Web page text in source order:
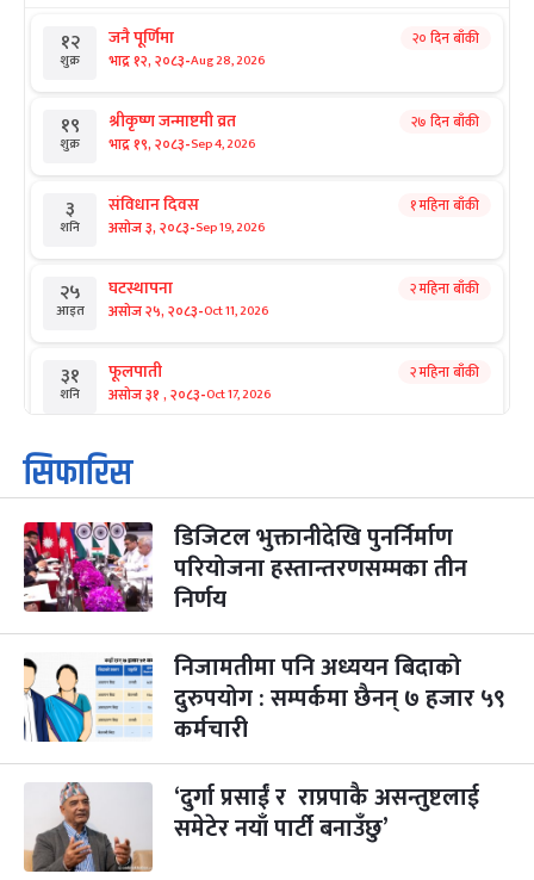
१२
शुक्र
जनै पूर्णिमा
भाद्र १२, २०८३-Aug 28, 2026
२० दिन बाँकी
१९
शुक्र
श्रीकृष्ण जन्माष्टमी व्रत
भाद्र १९, २०८३-Sep 4, 2026
२७ दिन बाँकी
३
शनि
संविधान दिवस
असोज ३, २०८३-Sep 19, 2026
१ महिना बाँकी
२५
आइत
घटस्थापना
असोज २५, २०८३-Oct 11, 2026
२ महिना बाँकी
३१
शनि
फूलपाती
असोज ३१ , २०८३-Oct 17, 2026
२ महिना बाँकी
१
आइत
कार्तिक सङ्क्रान्ति
कार्तिक १, २०८३
३
मंगल
महानवमी
कार्तिक ३, २०८३-Oct 20, 2026
२ महिना बाँकी
४
५
बिहि
पापा‌ङ्कुशा एकादशी व्रत
कार्तिक ५, २०८३-Oct 22, 2026
२ महिना बाँकी
२२
आइत
कुकुर तिहार
कार्तिक २२, २०८३-Nov 8, 2026
३ महिना बाँकी
गाई पूजा
सिफारिस
डिजिटल भुक्तानीदेखि पुनर्निर्माण
परियोजना हस्तान्तरणसम्मका तीन
निर्णय
निजामतीमा पनि अध्ययन बिदाको
दुरुपयोग : सम्पर्कमा छैनन् ७ हजार ५९
कर्मचारी
‘दुर्गा प्रसाईं र राप्रपाकै असन्तुष्टलाई
समेटेर नयाँ पार्टी बनाउँछु’